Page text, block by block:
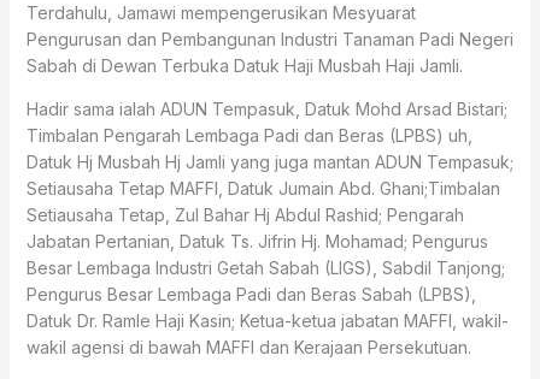
Terdahulu, Jamawi mempengerusikan Mesyuarat
Pengurusan dan Pembangunan Industri Tanaman Padi Negeri
Sabah di Dewan Terbuka Datuk Haji Musbah Haji Jamli.
Hadir sama ialah ADUN Tempasuk, Datuk Mohd Arsad Bistari;
Timbalan Pengarah Lembaga Padi dan Beras (LPBS) uh,
Datuk Hj Musbah Hj Jamli yang juga mantan ADUN Tempasuk;
Setiausaha Tetap MAFFI, Datuk Jumain Abd. Ghani;Timbalan
Setiausaha Tetap, Zul Bahar Hj Abdul Rashid; Pengarah
Jabatan Pertanian, Datuk Ts. Jifrin Hj. Mohamad; Pengurus
Besar Lembaga Industri Getah Sabah (LIGS), Sabdil Tanjong;
Pengurus Besar Lembaga Padi dan Beras Sabah (LPBS),
Datuk Dr. Ramle Haji Kasin; Ketua-ketua jabatan MAFFI, wakil-
wakil agensi di bawah MAFFI dan Kerajaan Persekutuan.